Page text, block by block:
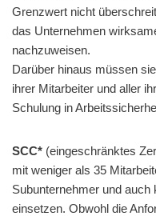
Grenzwert nicht
das Unternehmen
nachzuweisen.
Darüber hinaus müssen
ihrer Mitarbeiter und aller
Schulung in
SCC* (eingeschränktes
mit weniger als 35
Subunternehmer und
einsetzen. Obwohl die